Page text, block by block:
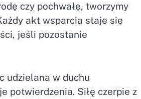
czy pochwałę, tworzymy
akt wsparcia staje się
jeśli pozostanie
udzielana w duchu
potwierdzenia. Siłę czerpie z